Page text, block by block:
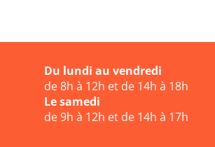
Du lundi au vendredi
de 8h à 12h et de 14h à 18h
Le samedi
de 9h à 12h et de 14h à 17h